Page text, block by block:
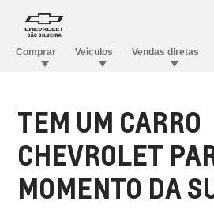
TEM UM CARRO
CHEVROLET
MOMENTO DA